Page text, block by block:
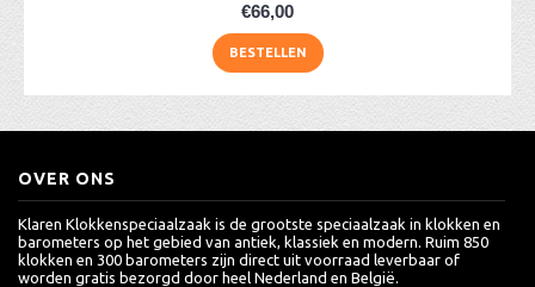
€66,00
BESTELLEN
OVER ONS
Klaren Klokkenspeciaalzaak is de grootste speciaalzaak in klokken en
barometers op het gebied van antiek, klassiek en modern. Ruim 850
klokken en 300 barometers zijn direct uit voorraad leverbaar of
worden gratis bezorgd door heel Nederland en België.